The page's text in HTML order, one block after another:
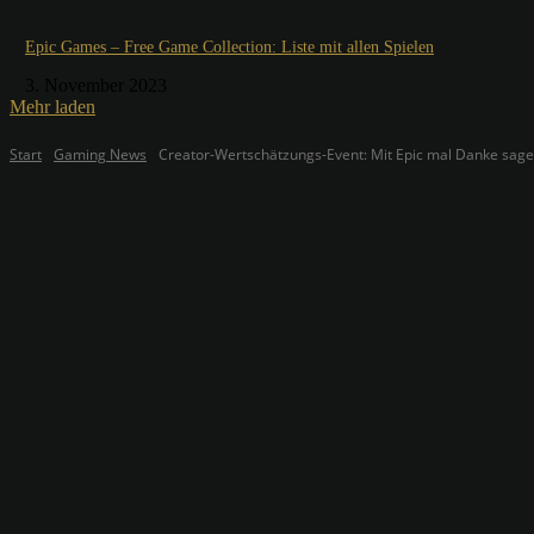
Epic Games – Free Game Collection: Liste mit allen Spielen
Mehr laden
Start Gaming News Creator-Wertschätzungs-Event: Mit Epic mal Danke